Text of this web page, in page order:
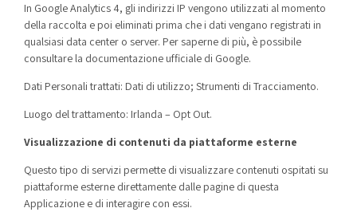
In Google Analytics 4, gli indirizzi IP vengono utilizzati al momento
della raccolta e poi eliminati prima che i dati vengano registrati in
qualsiasi data center o server. Per saperne di più, è possibile
consultare la documentazione ufficiale di Google.
Dati Personali trattati: Dati di utilizzo; Strumenti di Tracciamento.
Luogo del trattamento: Irlanda – Opt Out.
Visualizzazione di contenuti da piattaforme esterne
Questo tipo di servizi permette di visualizzare contenuti ospitati su
piattaforme esterne direttamente dalle pagine di questa
Applicazione e di interagire con essi.